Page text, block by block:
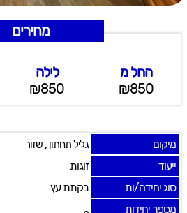
מחירים
החל מ
₪850
לילה
₪850
מיקום גליל תחתון, שזור
ייעוד
זוגות
סוג יחידה/ות
בקתת עץ
מספר יחידות